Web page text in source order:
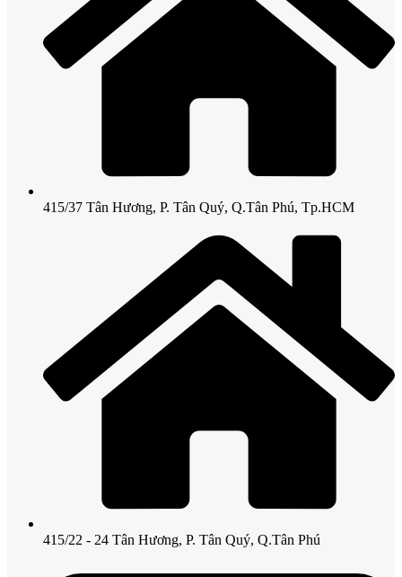
415/37 Tân Hương, P. Tân Quý, Q.Tân Phú, Tp.HCM
415/22 - 24 Tân Hương, P. Tân Quý, Q.Tân Phú